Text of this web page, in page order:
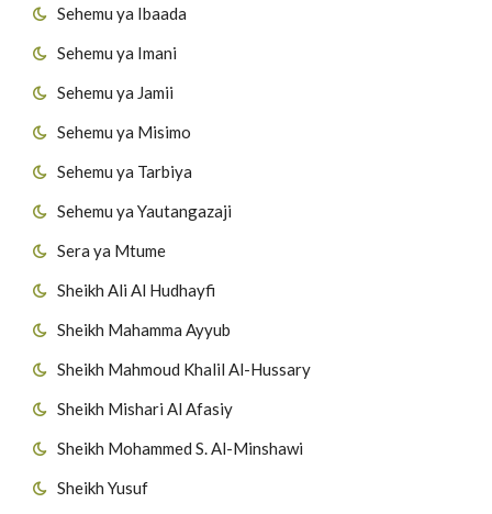
Sehemu ya Ibaada
Sehemu ya Imani
Sehemu ya Jamii
Sehemu ya Misimo
Sehemu ya Tarbiya
Sehemu ya Yautangazaji
Sera ya Mtume
Sheikh Ali Al Hudhayfi
Sheikh Mahamma Ayyub
Sheikh Mahmoud Khalil Al-Hussary
Sheikh Mishari Al Afasiy
Sheikh Mohammed S. Al-Minshawi
Sheikh Yusuf